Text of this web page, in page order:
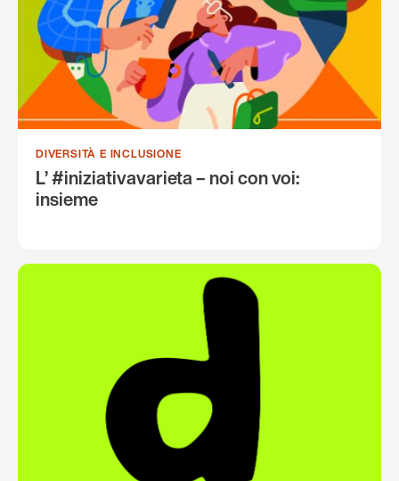
DIVERSITÀ E INCLUSIONE
L’ #iniziativavarieta – noi con voi:
insieme